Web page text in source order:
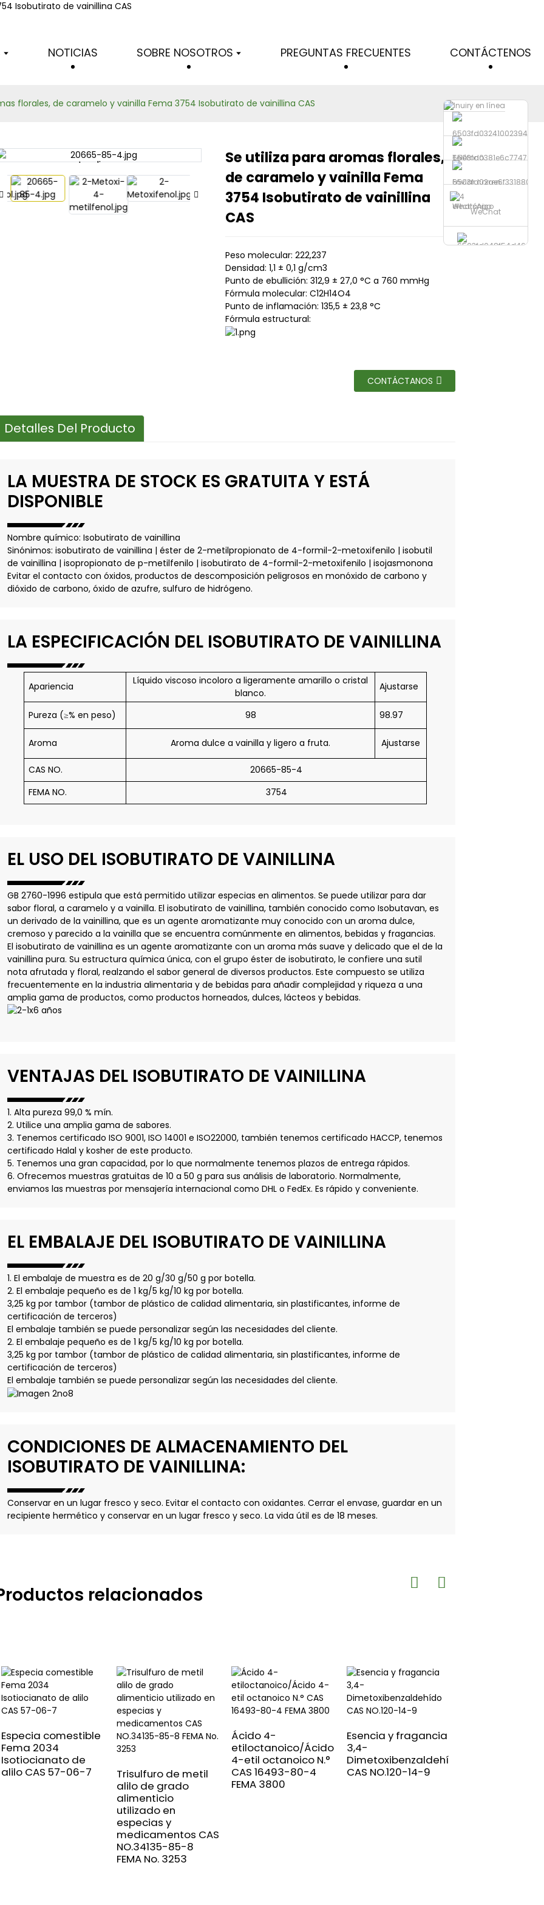
NOTICIAS SOBRE NOSOTROS PREGUNTAS FRECUENTES CONTÁCTENOS
Teléfono
Enviar correo
electrónico
WhatsApp
WeChat
Productos
florales, de caramelo y vainilla Fema 3754 Isobutirato de vainillina CAS
Loading...
Loading... Loading...
Loading...
Se utiliza para aromas florales,
de caramelo y vainilla Fema
3754 Isobutirato de vainillina
CAS
Peso molecular: 222,237
Densidad: 1,1 ± 0,1 g/cm3
Punto de ebullición: 312,9 ± 27,0 °C a 760 mmHg
Fórmula molecular: C12H14O4
Punto de inflamación: 135,5 ± 23,8 °C
Fórmula estructural:
CONTÁCTANOS
Detalles Del Producto
LA MUESTRA DE STOCK ES GRATUITA Y ESTÁ
DISPONIBLE
Nombre químico: Isobutirato de vainillina
Sinónimos: isobutirato de vainillina | éster de 2-metilpropionato de 4-formil-2-metoxifenilo | isobutil
de vainillina | isopropionato de p-metilfenilo | isobutirato de 4-formil-2-metoxifenilo | isojasmonona
Evitar el contacto con óxidos, productos de descomposición peligrosos en monóxido de carbono y
dióxido de carbono, óxido de azufre, sulfuro de hidrógeno.
LA ESPECIFICACIÓN DEL ISOBUTIRATO DE VAINILLINA
Apariencia
Líquido viscoso incoloro a ligeramente amarillo o cristal
blanco.
Ajustarse
Pureza (≥% en peso) 98 98.97
Aroma Aroma dulce a vainilla y ligero a fruta. Ajustarse
CAS NO.
20665-85-4
FEMA NO.
3754
EL USO DEL ISOBUTIRATO DE VAINILLINA
GB 2760-1996 estipula que está permitido utilizar especias en alimentos. Se puede utilizar para dar
sabor floral, a caramelo y a vainilla. El isobutirato de vainillina, también conocido como Isobutavan, es
un derivado de la vainillina, que es un agente aromatizante muy conocido con un aroma dulce,
cremoso y parecido a la vainilla que se encuentra comúnmente en alimentos, bebidas y fragancias.
El isobutirato de vainillina es un agente aromatizante con un aroma más suave y delicado que el de la
vainillina pura. Su estructura química única, con el grupo éster de isobutirato, le confiere una sutil
nota afrutada y floral, realzando el sabor general de diversos productos. Este compuesto se utiliza
frecuentemente en la industria alimentaria y de bebidas para añadir complejidad y riqueza a una
amplia gama de productos, como productos horneados, dulces, lácteos y bebidas.
VENTAJAS DEL ISOBUTIRATO DE VAINILLINA
1. Alta pureza 99,0 % mín.
2. Utilice una amplia gama de sabores.
3. Tenemos certificado ISO 9001, ISO 14001 e ISO22000, también tenemos certificado HACCP, tenemos
certificado Halal y kosher de este producto.
5. Tenemos una gran capacidad, por lo que normalmente tenemos plazos de entrega rápidos.
6. Ofrecemos muestras gratuitas de 10 a 50 g para sus análisis de laboratorio. Normalmente,
enviamos las muestras por mensajería internacional como DHL o FedEx. Es rápido y conveniente.
EL EMBALAJE DEL ISOBUTIRATO DE VAINILLINA
1. El embalaje de muestra es de 20 g/30 g/50 g por botella.
2. El embalaje pequeño es de 1 kg/5 kg/10 kg por botella.
3,25 kg por tambor (tambor de plástico de calidad alimentaria, sin plastificantes, informe de
certificación de terceros)
El embalaje también se puede personalizar según las necesidades del cliente.
2. El embalaje pequeño es de 1 kg/5 kg/10 kg por botella.
3,25 kg por tambor (tambor de plástico de calidad alimentaria, sin plastificantes, informe de
certificación de terceros)
El embalaje también se puede personalizar según las necesidades del cliente.
CONDICIONES DE ALMACENAMIENTO DEL
ISOBUTIRATO DE VAINILLINA:
Conservar en un lugar fresco y seco. Evitar el contacto con oxidantes. Cerrar el envase, guardar en un
recipiente hermético y conservar en un lugar fresco y seco. La vida útil es de 18 meses.
relacionados
Especia comestible
Fema 2034
Isotiocianato de
alilo CAS 57-06-7
Trisulfuro de metil
alilo de grado
alimenticio
utilizado en
especias y
medicamentos CAS
NO.34135-85-8
FEMA No. 3253
Ácido 4-
etiloctanoico/Ácido
4-etil octanoico N.°
CAS 16493-80-4
FEMA 3800
Esencia y fragancia
3,4-
Dimetoxibenzaldehído
CAS NO.120-14-9